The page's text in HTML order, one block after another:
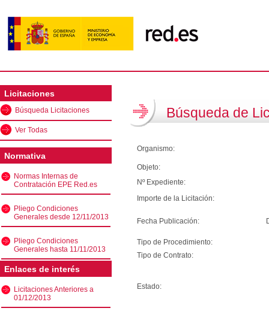
Licitaciones
Búsqueda Licitaciones
Ver Todas
Normativa
Normas Internas de
Contratación EPE Red.es
Pliego Condiciones
Generales desde 12/11/2013
Pliego Condiciones
Generales hasta 11/11/2013
Enlaces de interés
Licitaciones Anteriores a
01/12/2013
Búsqueda de
Organismo:
Objeto:
Nº Expediente:
Importe de la Licitación:
Fecha Publicación:
Tipo de Procedimiento:
Tipo de Contrato:
Estado: